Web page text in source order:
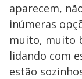
aparecem,
inúmeras
muito, muito
lidando com
estão